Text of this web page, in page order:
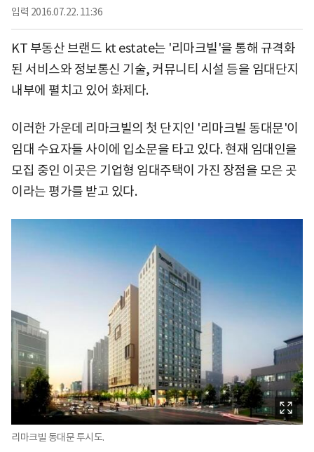
입력 2016.07.22. 11:36
KT 부동산 브랜드 kt estate는 '리마크빌'을 통해 규격화
된 서비스와 정보통신 기술, 커뮤니티 시설 등을 임대단지
내부에 펼치고 있어 화제다.
이러한 가운데 리마크빌의 첫 단지인 '리마크빌 동대문'이
임대 수요자들 사이에 입소문을 타고 있다. 현재 임대인을
모집 중인 이곳은 기업형 임대주택이 가진 장점을 모은 곳
이라는 평가를 받고 있다.
리마크빌 동대문 투시도.